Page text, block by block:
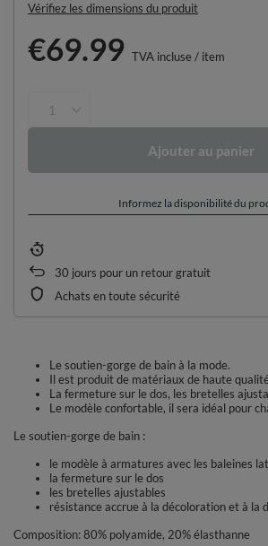
Vérifiez les dimensions du produit
€69.99 TVA incluse/ item
Ajouter au panier
Informez la disponibilité du
30 jours pour un retour gratuit
Achats en toute sécurité
Le soutien-gorge de bain à la mode.
Il est produit de matériaux de haute
La fermeture sur le dos, les bretelles
Le modèle confortable, il sera idéal pour
Le soutien-gorge de bain :
le modèle à armatures avec les baleines
la fermeture sur le dos
les bretelles ajustables
résistance accrue à la décoloration et à la
Composition: 80% polyamide, 20% élasthanne